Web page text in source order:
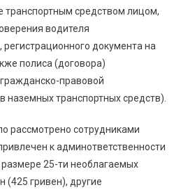
транспортным средством лицом,
водителя
документа на
полиса (договора)
правовой
наземных транспортных средств).
рассмотрено сотрудниками
к админответственности
25-ти необлагаемых
гривен), другие